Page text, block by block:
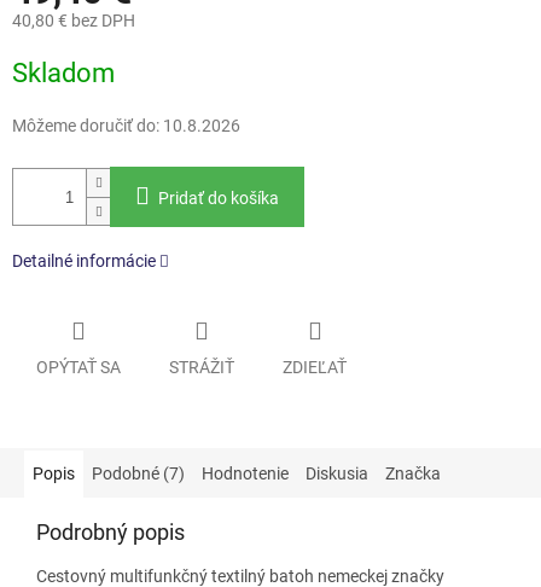
40,80 € bez DPH
cena:
Skladom
Môžeme doručiť do: 10.8.2026
Pridať do košíka
Detailné informácie
OPÝTAŤ SA STRÁŽIŤ ZDIEĽAŤ
Popis Podobné (7) Hodnotenie Diskusia Značka
Podrobný popis
Cestovný multifunkčný textilný batoh nemeckej značky